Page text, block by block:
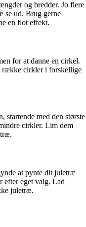
og bredder. Jo flere
se ud. Brug gerne
en flot effekt.
for at danne en cirkel.
række cirkler i forskellige
startende med den største
cirkler. Lim dem
at pynte dit juletræ
efter eget valg. Lad
juletræ.